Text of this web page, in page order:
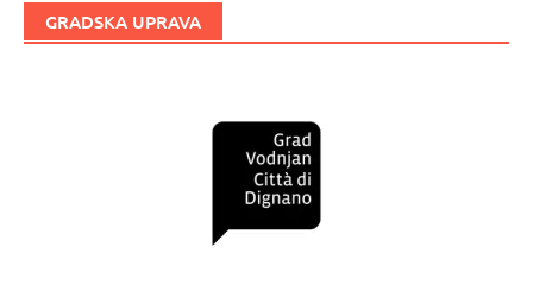
GRADSKA UPRAVA